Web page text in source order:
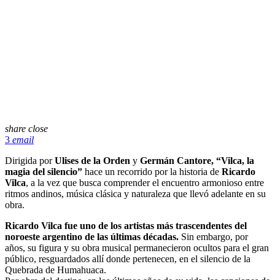
share close
3 email
Dirigida porUlises de la Orden y Germán Cantore, “Vilca, la
magia del silencio” hace un recorrido por la historia de Ricardo
Vilca, a la vez que busca comprender el encuentro armonioso entre
ritmos andinos, música clásica y naturaleza que llevó adelante en su
obra.
Ricardo Vilca fue uno de los artistas más trascendentes del
noroeste argentino de las últimas décadas. Sin embargo, por
años, su figura y su obra musical permanecieron ocultos para el gran
público, resguardados allí donde pertenecen, en el silencio de la
Quebrada de Humahuaca.